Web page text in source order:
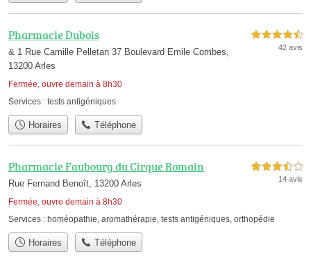
Pharmacie Dubois
& 1 Rue Camille Pelletan 37 Boulevard Emile Combes,
13200 Arles
Fermée, ouvre demain à 8h30
4,5 étoiles sur 5
42 avis
Services : tests antigéniques
Horaires Téléphone
Pharmacie Faubourg du Cirque Romain
Rue Fernand Benoît, 13200 Arles
Fermée, ouvre demain à 8h30
3,5 étoiles sur 5
14 avis
Services : homéopathie, aromathérapie, tests antigéniques, orthopédie
Horaires Téléphone